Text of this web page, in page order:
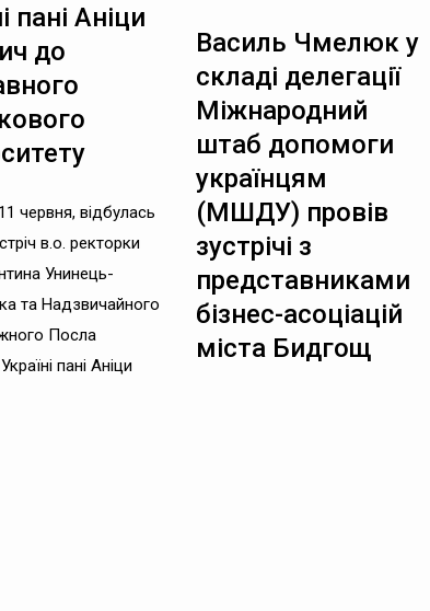
пані Аніци
до
червня, відбулась
в.о. ректорки
Унинець-
та Надзвичайного
Посла
пані Аніци
Василь Чмелюк у
складі делегації
Міжнародний
штаб допомоги
українцям
(МШДУ) провів
зустрічі з
представниками
бізнес-асоціацій
міста Бидгощ